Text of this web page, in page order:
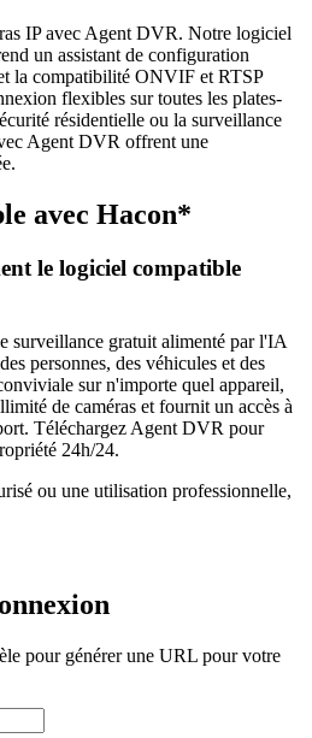
IP avec Agent DVR. Notre logiciel
un assistant de configuration
la compatibilité ONVIF et RTSP
flexibles sur toutes les plates-
résidentielle ou la surveillance
Agent DVR offrent une
avec Hacon*
le logiciel compatible
surveillance gratuit alimenté par l'IA
personnes, des véhicules et des
sur n'importe quel appareil,
de caméras et fournit un accès à
Téléchargez Agent DVR pour
24h/24.
ou une utilisation professionnelle,
pour générer une URL pour votre